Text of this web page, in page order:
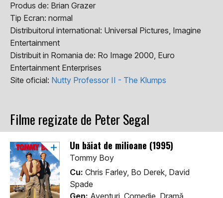
Produs de: Brian Grazer
Tip Ecran: normal
Distribuitorul international: Universal Pictures, Imagine
Entertainment
Distribuit in Romania de: Ro Image 2000, Euro
Entertainment Enterprises
Site oficial: Nutty Professor II - The Klumps
Filme regizate de Peter Segal
Un băiat de milioane (1995)
Tommy Boy
Cu: Chris Farley, Bo Derek, David
Spade